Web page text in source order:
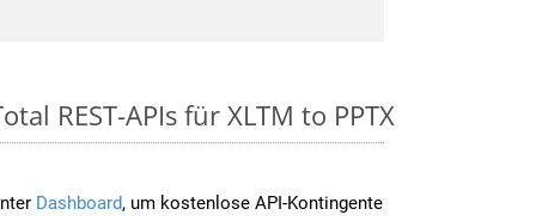
REST-APIs für XLTM to PPTX
Dashboard, um kostenlose API-Kontingente